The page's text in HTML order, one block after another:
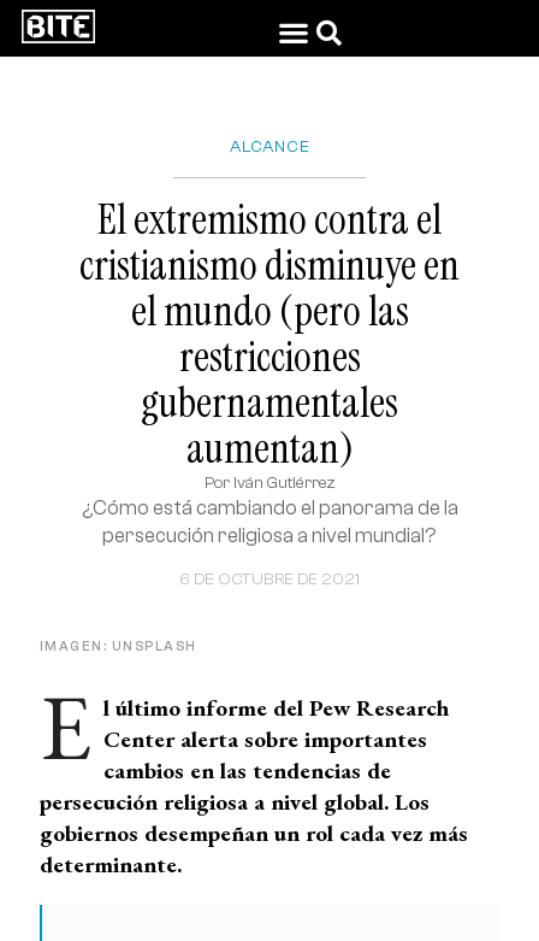
ALCANCE
El extremismo contra el
cristianismo disminuye en
el mundo (pero las
restricciones
gubernamentales
aumentan)
Por Iván Gutiérrez
6 DE OCTUBRE DE 2021
¿Cómo está cambiando el panorama de la
persecución religiosa a nivel mundial?
IMAGEN: UNSPLASH
E l último informe del Pew Research
Center alerta sobre importantes
cambios en las tendencias de
persecución religiosa a nivel global. Los
gobiernos desempeñan un rol cada vez más
determinante.